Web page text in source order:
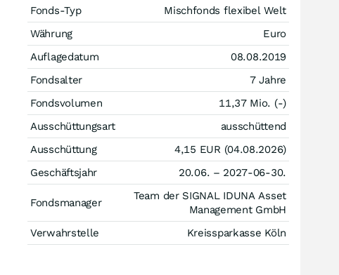
Fonds-Typ
Mischfonds flexibel Welt
Währung
Euro
Auflagedatum
08.08.2019
Fondsalter
7 Jahre
Fondsvolumen
11,37 Mio. (-)
Ausschüttungsart
ausschüttend
Ausschüttung
4,15 EUR (04.08.2026)
Geschäftsjahr
20.06. – 2027-06-30.
Fondsmanager
Team der SIGNAL IDUNA Asset
Management GmbH
Verwahrstelle
Kreissparkasse Köln